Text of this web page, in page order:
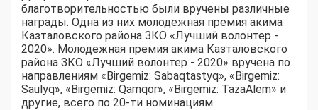
благотворительностью были вручены различные
награды. Одна из них молодежная премия акима
Казталовского района ЗКО «Лучший волонтер -
2020». Молодежная премия акима Казталовского
района ЗКО «Лучший волонтер - 2020» вручена по
направлениям «Birgemiz: Sabaqtastyq», «Birgemiz:
Saulyq», «Birgemiz: Qamqor», «Birgemiz: TazaAlem» и
другие, всего по 20-ти номинациям.